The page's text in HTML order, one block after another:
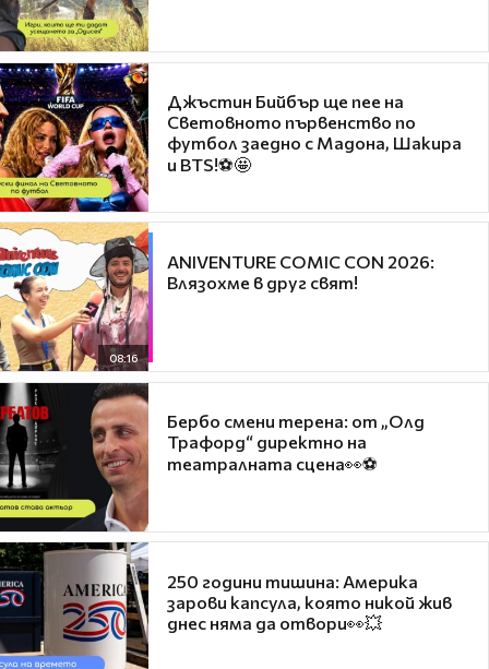
Джъстин Бийбър ще пее на
Световното първенство по
футбол заедно с Мадона, Шакира
и BTS!⚽🤩
08:16
ANIVENTURE COMIC CON 2026:
Влязохме в друг свят!
Бербо смени терена: от „Олд
Трафорд“ директно на
театралната сцена👀⚽
250 години тишина: Америка
зарови капсула, която никой жив
днес няма да отвори👀💥